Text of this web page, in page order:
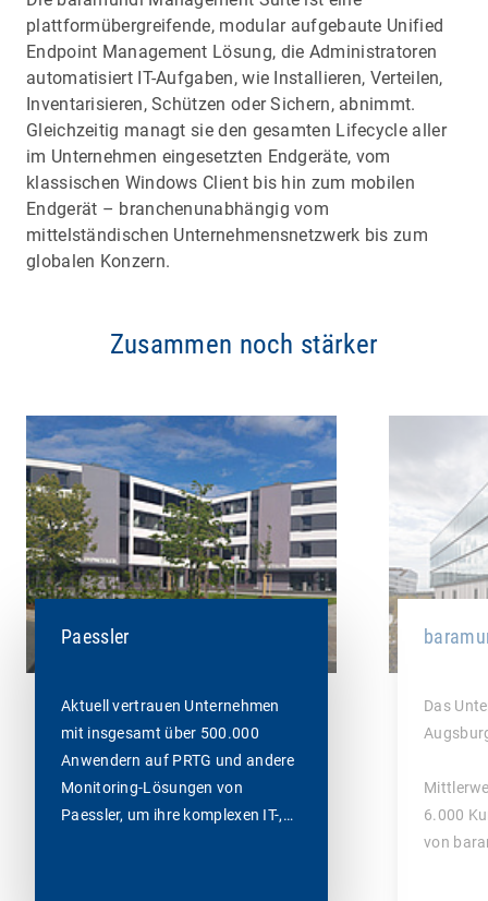
plattformübergreifende, modular aufgebaute Unified
Endpoint Management Lösung, die Administratoren
automatisiert IT-Aufgaben, wie Installieren, Verteilen,
Inventarisieren, Schützen oder Sichern, abnimmt.
Gleichzeitig managt sie den gesamten Lifecycle aller
im Unternehmen eingesetzten Endgeräte, vom
klassischen Windows Client bis hin zum mobilen
Endgerät – branchenunabhängig vom
mittelständischen Unternehmensnetzwerk bis zum
globalen Konzern.
Zusammen noch stärker
Paessler
Aktuell vertrauen Unternehmen
mit insgesamt über 500.000
Anwendern auf PRTG und andere
Monitoring-Lösungen von
Paessler, um ihre komplexen IT-,…
Das
6.000
von